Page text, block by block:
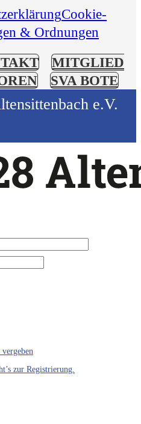
Cookie-
& Ordnungen
MITGLIED
SVA BOTE
e.V.
vergeben
zur Registrierung.